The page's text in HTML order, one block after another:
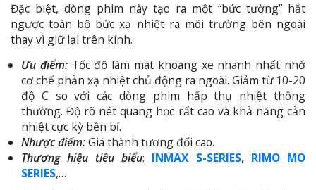
Đặc biệt, dòng phim này tạo ra một “bức tường” hắt
ngược toàn bộ bức xạ nhiệt ra môi trường bên ngoài
thay vì giữ lại trên kính.
Ưu điểm:Tốc độ làm mát khoang xe nhanh nhất nhờ
cơ chế phản xạ nhiệt chủ động ra ngoài. Giảm từ 10-20
độ C so với các dòng phim hấp thụ nhiệt thông
thường. Độ rõ nét quang học rất cao và khả năng cản
nhiệt cực kỳ bền bỉ.
Nhược điểm:Giá thành tương đối cao.
Thương hiệu tiêu biểu: INMAX S-SERIES, RIMO MO
SERIES,…